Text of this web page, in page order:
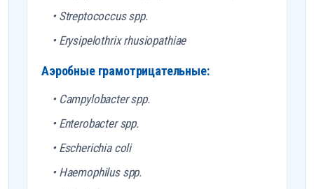
• Streptococcus spp.
• Erysipelothrix rhusiopathiae
Аэробные грамотрицательные:
• Campylobacter spp.
• Enterobacter spp.
• Escherichia coli
• Haemophilus spp.